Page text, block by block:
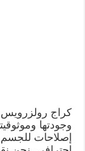
كراج رولزرويس
وجودتها
إصلاحات